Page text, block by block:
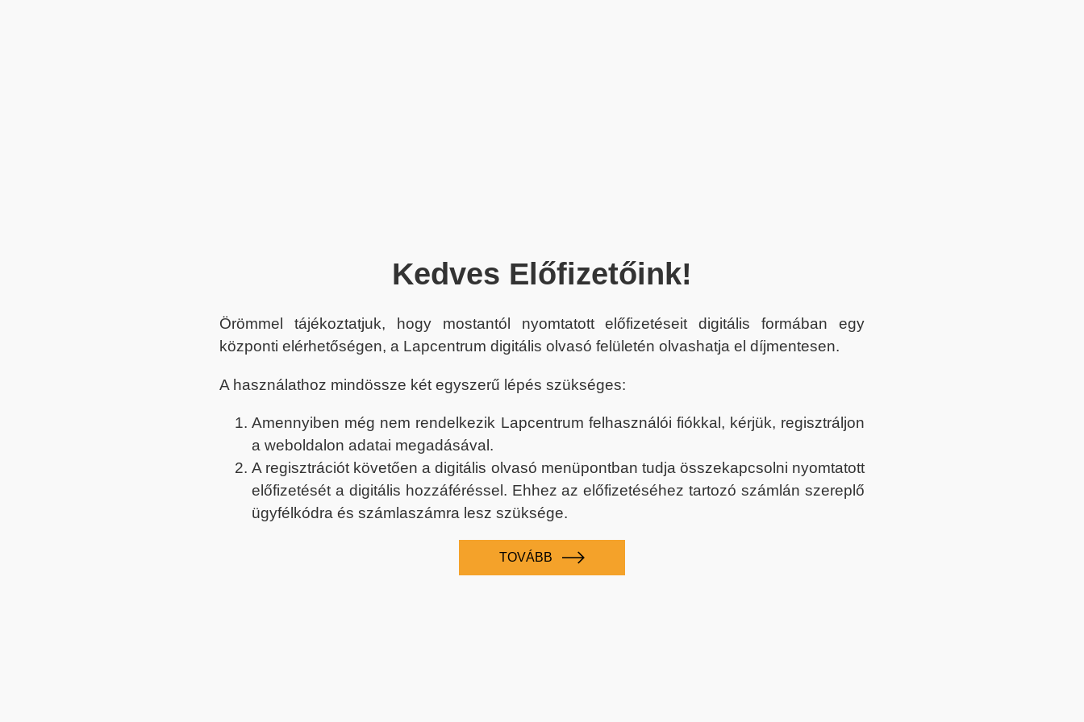
Kedves Előfizetőink!
Örömmel tájékoztatjuk, hogy mostantól nyomtatott előfizetéseit digitális formában egy
központi elérhetőségen, a Lapcentrum digitális olvasó felületén olvashatja el díjmentesen.
A használathoz mindössze két egyszerű lépés szükséges:
Amennyiben még nem rendelkezik Lapcentrum felhasználói fiókkal, kérjük, regisztráljon
a weboldalon adatai megadásával.
A regisztrációt követően a digitális olvasó menüpontban tudja összekapcsolni nyomtatott
előfizetését a digitális hozzáféréssel. Ehhez az előfizetéséhez tartozó számlán szereplő
ügyfélkódra és számlaszámra lesz szüksége.
TOVÁBB